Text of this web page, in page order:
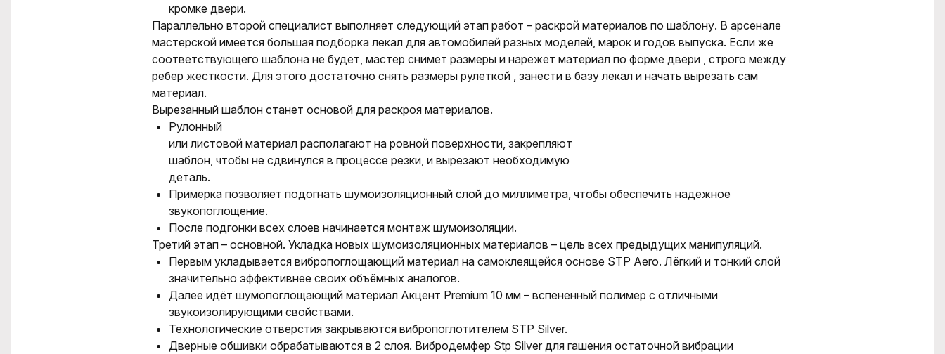
кромке двери.
Параллельно второй специалист выполняет следующий этап работ – раскрой материалов по шаблону. В арсенале
мастерской имеется большая подборка лекал для автомобилей разных моделей, марок и годов выпуска. Если же
соответствующего шаблона не будет, мастер снимет размеры и нарежет материал по форме двери , строго между
ребер жесткости. Для этого достаточно снять размеры рулеткой , занести в базу лекал и начать вырезать сам
материал.
Вырезанный шаблон станет основой для раскроя материалов.
Рулонный
или листовой материал располагают на ровной поверхности, закрепляют
шаблон, чтобы не сдвинулся в процессе резки, и вырезают необходимую
деталь.
Примерка позволяет подогнать шумоизоляционный слой до миллиметра, чтобы обеспечить надежное
звукопоглощение.
После подгонки всех слоев начинается монтаж шумоизоляции.
Третий этап – основной. Укладка новых шумоизоляционных материалов – цель всех предыдущих манипуляций.
Первым укладывается вибропоглощающий материал на самоклеящейся основе STP Aero. Лёгкий и тонкий слой
значительно эффективнее своих объёмных аналогов.
Далее идёт шумопоглощающий материал Акцент Premium 10 мм – вспененный полимер с отличными
звукоизолирующими свойствами.
Технологические отверстия закрываются вибропоглотителем STP Silver.
Дверные обшивки обрабатываются в 2 слоя. Вибродемфер Stp Silver для гашения остаточной вибрации